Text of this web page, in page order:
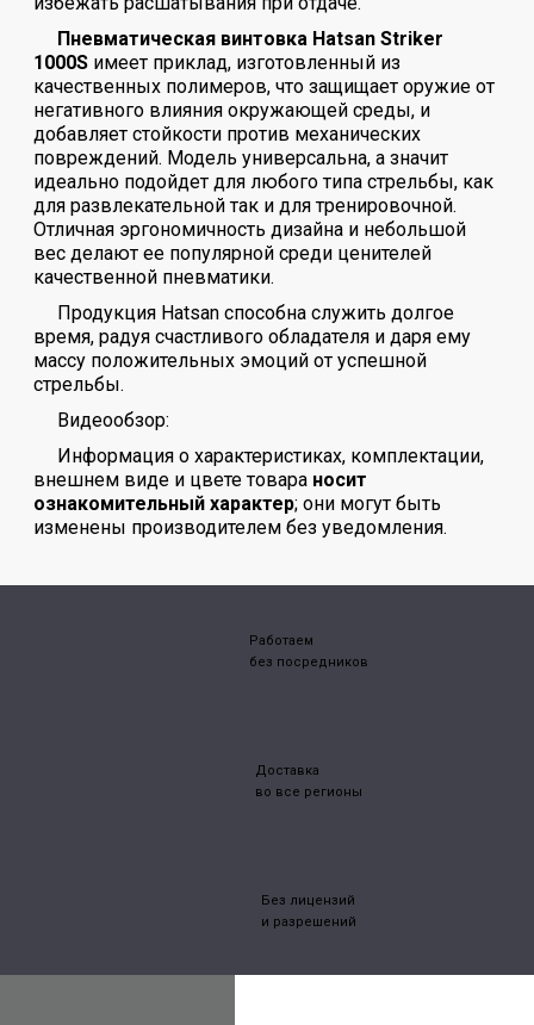
Пневматическая винтовка Hatsan Striker
1000S имеет приклад, изготовленный из
качественных полимеров, что защищает оружие от
негативного влияния окружающей среды, и
добавляет стойкости против механических
повреждений. Модель универсальна, а значит
идеально подойдет для любого типа стрельбы, как
для развлекательной так и для тренировочной.
Отличная эргономичность дизайна и небольшой
вес делают ее популярной среди ценителей
качественной пневматики.
Продукция Hatsan способна служить долгое
время, радуя счастливого обладателя и даря ему
массу положительных эмоций от успешной
стрельбы.
Видеообзор:
Информация о характеристиках, комплектации,
внешнем виде и цвете товара носит
ознакомительный характер; они могут быть
изменены производителем без уведомления.
Работаем
без посредников
Доставка
во все регионы
Без лицензий
и разрешений